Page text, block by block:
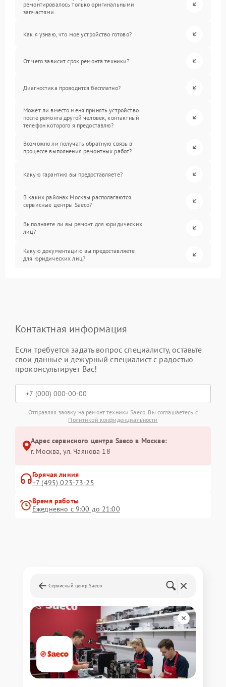
ремонтировалось только оригинальными
запчастями.
Как я узнаю, что мое устройство готово?
От чего зависит срок ремонта техники?
Диагностика проводится бесплатно?
Может ли вместо меня принять устройство
после ремонта другой человек, контактный
телефон которого я предоставлю?
Возможно ли получать обратную связь в
процессе выполнения ремонтных работ?
Какую гарантию вы предоставляете?
В каких районах Москвы располагаются
сервисные центры Saeco?
Выполняете ли вы ремонт для юридических
лиц?
Какую документацию вы предоставляете
для юридических лиц?
Контактная информация
Если требуется задать вопрос специалисту, оставьте
свои данные и дежурный специалист с радостью
проконсультирует Вас!
Отправляя заявку на ремонт техники Saeco, Вы соглашаетесь с
Политикой конфиденциальности
Адрес сервисного центра Saeco в Москве:
г. Москва, ул. Чаянова 18
Горячая линия
+7 (495) 023-73-25
Время работы
Ежедневно с 9:00 до 21:00
Сервисный центр Saeco